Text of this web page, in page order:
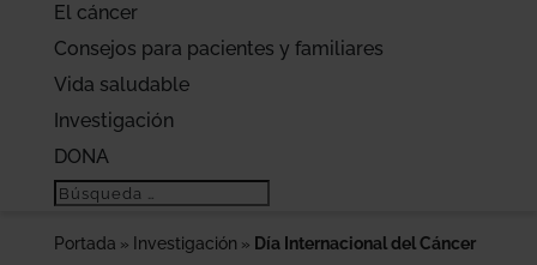
El cáncer
Consejos para pacientes y familiares
Vida saludable
Investigación
DONA
Portada » Investigación » Día Internacional del Cáncer